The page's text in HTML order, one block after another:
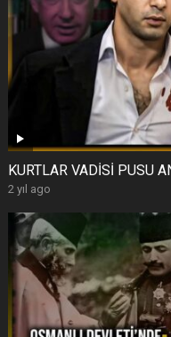
KURTLAR VADİSİ PUSU
2 yıl ago